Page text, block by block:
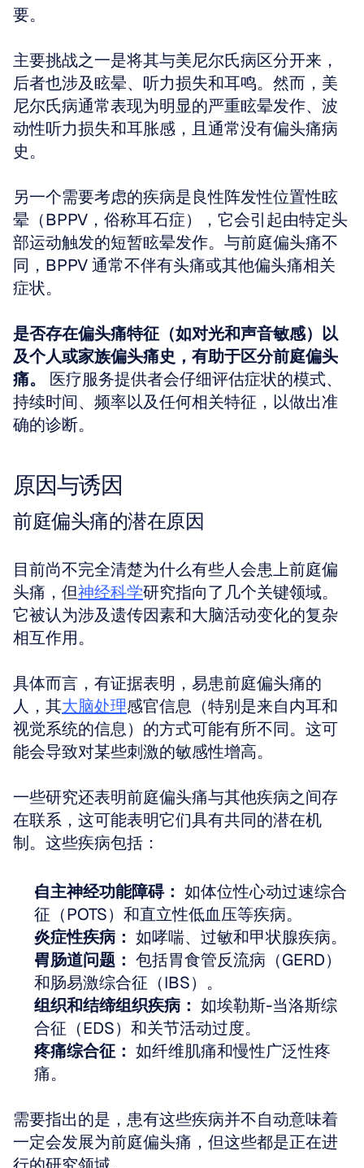
要。
主要挑战之一是将其与美尼尔氏病区分开来，
后者也涉及眩晕、听力损失和耳鸣。然而，美
尼尔氏病通常表现为明显的严重眩晕发作、波
动性听力损失和耳胀感，且通常没有偏头痛病
史。
另一个需要考虑的疾病是良性阵发性位置性眩
晕（BPPV，俗称耳石症），它会引起由特定头
部运动触发的短暂眩晕发作。与前庭偏头痛不
同，BPPV 通常不伴有头痛或其他偏头痛相关
症状。
是否存在偏头痛特征（如对光和声音敏感）以
及个人或家族偏头痛史，有助于区分前庭偏头
痛。
医疗服务提供者会仔细评估症状的模式、
持续时间、频率以及任何相关特征，以做出准
确的诊断。
原因与诱因
前庭偏头痛的潜在原因
目前尚不完全清楚为什么有些人会患上前庭偏
头痛，但神经科学研究指向了几个关键领域。
它被认为涉及遗传因素和大脑活动变化的复杂
相互作用。
具体而言，有证据表明，易患前庭偏头痛的
人，其大脑处理感官信息（特别是来自内耳和
视觉系统的信息）的方式可能有所不同。这可
能会导致对某些刺激的敏感性增高。
一些研究还表明前庭偏头痛与其他疾病之间存
在联系，这可能表明它们具有共同的潜在机
制。这些疾病包括：
自主神经功能障碍： 如体位性心动过速综合
征（POTS）和直立性低血压等疾病。
炎症性疾病： 如哮喘、过敏和甲状腺疾病。
胃肠道问题： 包括胃食管反流病（GERD）
和肠易激综合征（IBS）。
组织和结缔组织疾病： 如埃勒斯-当洛斯综
合征（EDS）和关节活动过度。
疼痛综合征： 如纤维肌痛和慢性广泛性疼
痛。
需要指出的是，患有这些疾病并不自动意味着
一定会发展为前庭偏头痛，但这些都是正在进